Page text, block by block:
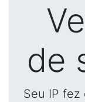
de
Seu IP fez